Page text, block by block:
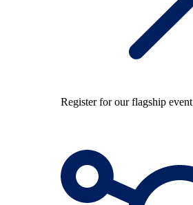
Register for our flagship event